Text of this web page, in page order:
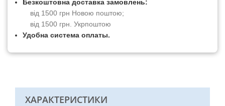
Безкоштовна доставка замовлень:
від 1500 грн Новою поштою;
від 1500 грн. Укрпоштою
Удобна система оплаты.
ХАРАКТЕРИСТИКИ